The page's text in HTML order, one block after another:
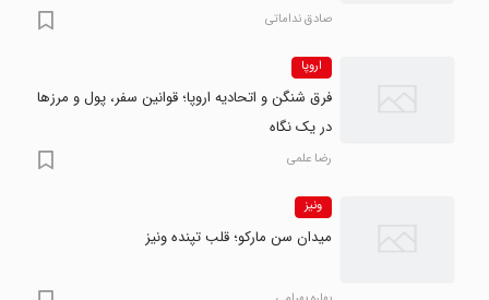
صادق نداماتی
اروپا
فرق شنگن و اتحادیه اروپا؛ قوانین سفر، پول و مرزها
در یک نگاه
رضا علمی
ونیز
میدان سن مارکو؛ قلب تپنده ونیز